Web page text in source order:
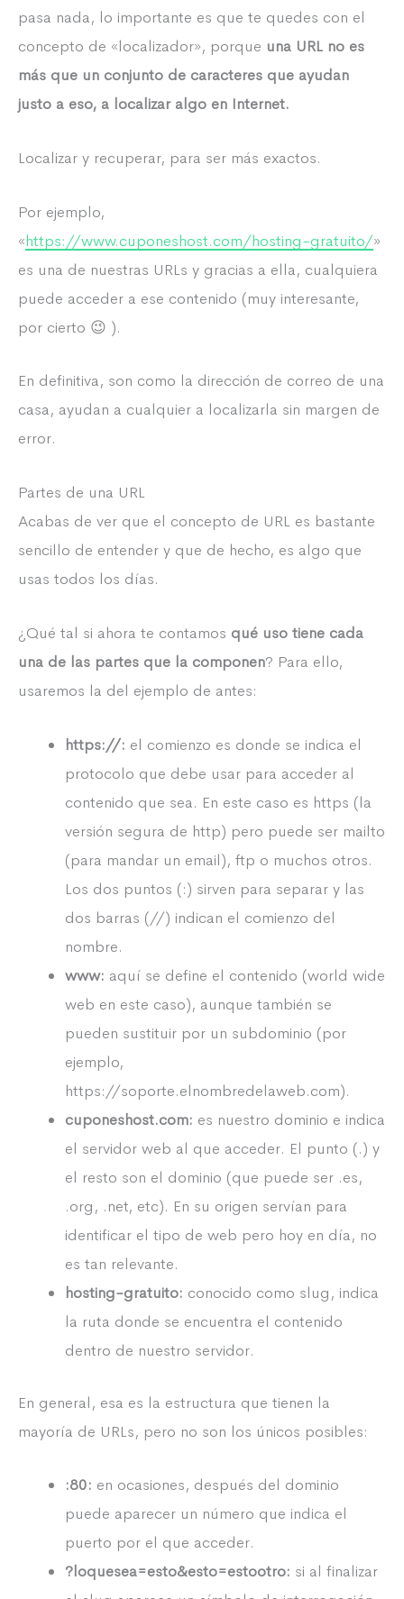
pasa nada, lo importante es que te quedes con el
concepto de «localizador», porque una URL no es
más que un conjunto de caracteres que ayudan
justo a eso, a localizar algo en Internet.
Localizar y recuperar, para ser más exactos.
Por ejemplo,
«https://www.cuponeshost.com/hosting-gratuito/»
es una de nuestras URLs y gracias a ella, cualquiera
puede acceder a ese contenido (muy interesante,
por cierto 😉 ).
En definitiva, son como la dirección de correo de una
casa, ayudan a cualquier a localizarla sin margen de
error.
Partes de una URL
Acabas de ver que el concepto de URL es bastante
sencillo de entender y que de hecho, es algo que
usas todos los días.
¿Qué tal si ahora te contamos qué uso tiene cada
una de las partes que la componen? Para ello,
usaremos la del ejemplo de antes:
https://: el comienzo es donde se indica el
protocolo que debe usar para acceder al
contenido que sea. En este caso es https (la
versión segura de http) pero puede ser mailto
(para mandar un email), ftp o muchos otros.
Los dos puntos (:) sirven para separar y las
dos barras (//) indican el comienzo del
nombre.
www: aquí se define el contenido (world wide
web en este caso), aunque también se
pueden sustituir por un subdominio (por
ejemplo,
https://soporte.elnombredelaweb.com).
cuponeshost.com: es nuestro dominio e indica
el servidor web al que acceder. El punto (.) y
el resto son el dominio (que puede ser .es,
.org, .net, etc). En su origen servían para
identificar el tipo de web pero hoy en día, no
es tan relevante.
hosting-gratuito: conocido como slug, indica
la ruta donde se encuentra el contenido
dentro de nuestro servidor.
En general, esa es la estructura que tienen la
mayoría de URLs, pero no son los únicos posibles:
:80: en ocasiones, después del dominio
puede aparecer un número que indica el
puerto por el que acceder.
?loquesea=esto&esto=estootro: si al finalizar